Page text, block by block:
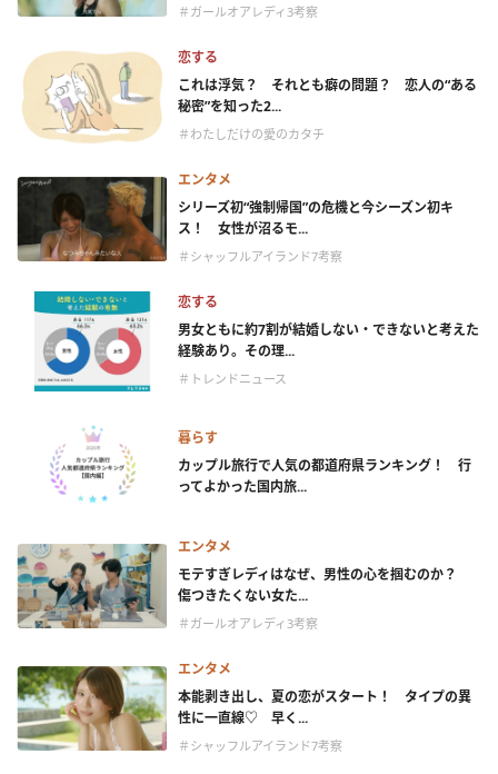
＃ガールオアレディ3考察
恋する
これは浮気？ それとも癖の問題？ 恋人の“ある
秘密”を知った2...
＃わたしだけの愛のカタチ
エンタメ
シリーズ初“強制帰国”の危機と今シーズン初キ
ス！ 女性が沼るモ...
＃シャッフルアイランド7考察
恋する
男女ともに約7割が結婚しない・できないと考えた
経験あり。その理...
＃トレンドニュース
暮らす
カップル旅行で人気の都道府県ランキング！ 行
ってよかった国内旅...
エンタメ
モテすぎレディはなぜ、男性の心を掴むのか？
傷つきたくない女た...
＃ガールオアレディ3考察
エンタメ
本能剥き出し、夏の恋がスタート！ タイプの異
性に一直線♡ 早く...
＃シャッフルアイランド7考察